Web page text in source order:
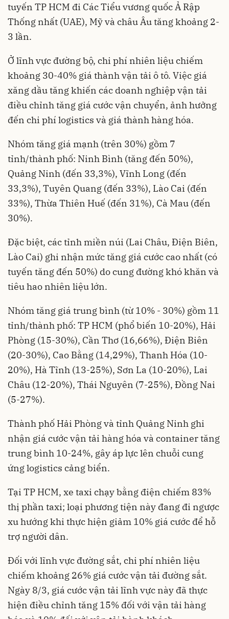
tuyến TP HCM đi Các Tiểu vương quốc Ả Rập
Thống nhất (UAE), Mỹ và châu Âu tăng khoảng 2-
3 lần.
Ở lĩnh vực đường bộ, chi phí nhiên liệu chiếm
khoảng 30-40% giá thành vận tải ô tô. Việc giá
xăng dầu tăng khiến các doanh nghiệp vận tải
điều chỉnh tăng giá cước vận chuyển, ảnh hưởng
đến chi phí logistics và giá thành hàng hóa.
Nhóm tăng giá mạnh (trên 30%) gồm 7
tỉnh/thành phố: Ninh Bình (tăng đến 50%),
Quảng Ninh (đến 33,3%), Vĩnh Long (đến
33,3%), Tuyên Quang (đến 33%), Lào Cai (đến
33%), Thừa Thiên Huế (đến 31%), Cà Mau (đến
30%).
Đặc biệt, các tỉnh miền núi (Lai Châu, Điện Biên,
Lào Cai) ghi nhận mức tăng giá cước cao nhất (có
tuyến tăng đến 50%) do cung đường khó khăn và
tiêu hao nhiên liệu lớn.
Nhóm tăng giá trung bình (từ 10% - 30%) gồm 11
tỉnh/thành phố: TP HCM (phổ biến 10-20%), Hải
Phòng (15-30%), Cần Thơ (16,66%), Điện Biên
(20-30%), Cao Bằng (14,29%), Thanh Hóa (10-
20%), Hà Tĩnh (13-25%), Sơn La (10-20%), Lai
Châu (12-20%), Thái Nguyên (7-25%), Đồng Nai
(5-27%).
Thành phố Hải Phòng và tỉnh Quảng Ninh ghi
nhận giá cước vận tải hàng hóa và container tăng
trung bình 10-24%, gây áp lực lên chuỗi cung
ứng logistics cảng biển.
Tại TP HCM, xe taxi chạy bằng điện chiếm 83%
thị phần taxi; loại phương tiện này đang đi ngược
xu hướng khi thực hiện giảm 10% giá cước để hỗ
trợ người dân.
Đối với lĩnh vực đường sắt, chi phí nhiên liệu
chiếm khoảng 26% giá cước vận tải đường sắt.
Ngày 8/3, giá cước vận tải lĩnh vực này đã thực
hiện điều chỉnh tăng 15% đối với vận tải hàng